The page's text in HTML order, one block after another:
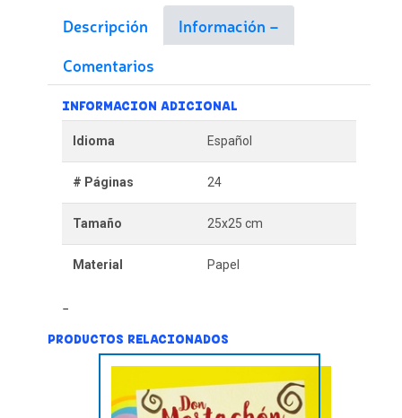
Descripción
Información
Comentarios
INFORMACION ADICIONAL
Idioma Español
# Páginas 24
Tamaño 25x25 cm
Material Papel
PRODUCTOS RELACIONADOS